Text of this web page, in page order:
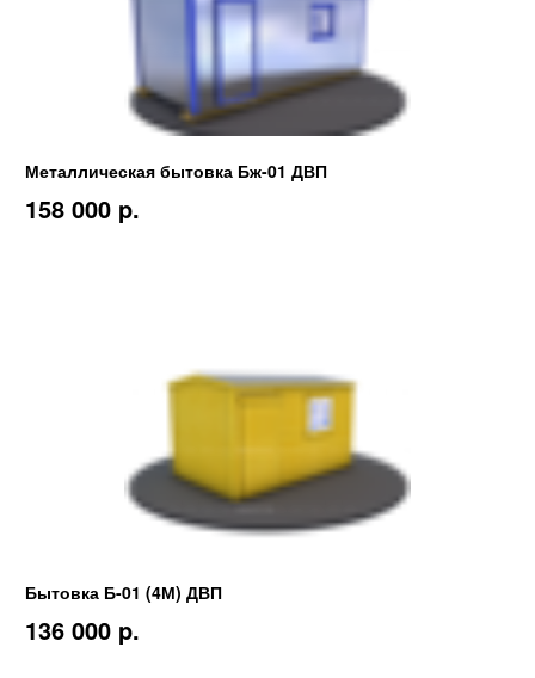
Металлическая бытовка Бж-01 ДВП
158 000 p.
Бытовка Б-01 (4М) ДВП
136 000 p.